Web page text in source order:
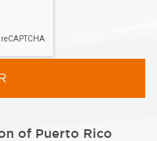
of Puerto Rico